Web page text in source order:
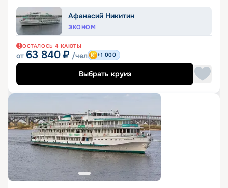
Афанасий Никитин
ЭКОНОМ
ОСТАЛОСЬ 4 КАЮТЫ
от 63 840 ₽ /чел +1 000
Выбрать круиз